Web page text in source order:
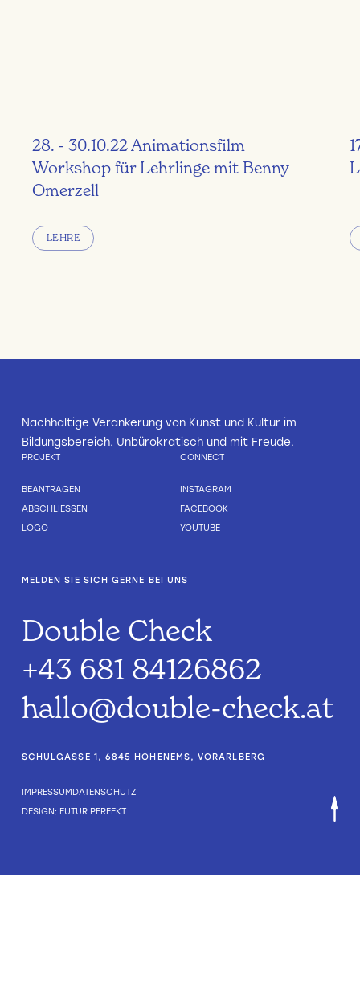
28. - 30.10.22 Animationsfilm
Workshop für Lehrlinge mit Benny
Omerzell
LEHRE
Nachhaltige Verankerung von Kunst und Kultur im
Bildungsbereich. Unbürokratisch und mit Freude.
PROJEKT
BEANTRAGEN
ABSCHLIESSEN
LOGO
CONNECT
INSTAGRAM
FACEBOOK
YOUTUBE
MELDEN SIE SICH GERNE BEI UNS
Double Check
+43 681 84126862
hallo@double-check.at
SCHULGASSE 1, 6845 HOHENEMS, VORARLBERG
IMPRESSUMDATENSCHUTZ
DESIGN: FUTUR PERFEKT